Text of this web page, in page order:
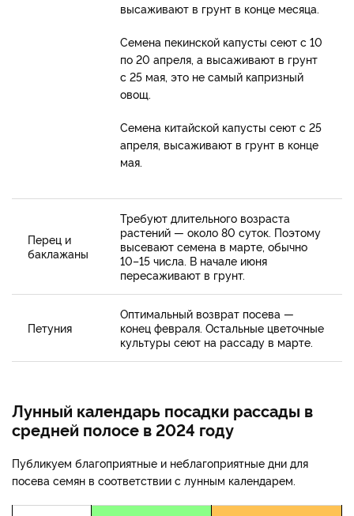
высаживают в грунт в конце месяца.
Семена пекинской капусты сеют с 10
по 20 апреля, а высаживают в грунт
с 25 мая, это не самый капризный
овощ.
Семена китайской капусты сеют с 25
апреля, высаживают в грунт в конце
мая.
Перец и
баклажаны
Требуют длительного возраста
растений — около 80 суток. Поэтому
высевают семена в марте, обычно
10–15 числа. В начале июня
пересаживают в грунт.
Петуния
Оптимальный возврат посева —
конец февраля. Остальные цветочные
культуры сеют на рассаду в марте.
Лунный календарь посадки рассады в
средней полосе в 2024 году
Публикуем благоприятные и неблагоприятные дни для
посева семян в соответствии с лунным календарем.